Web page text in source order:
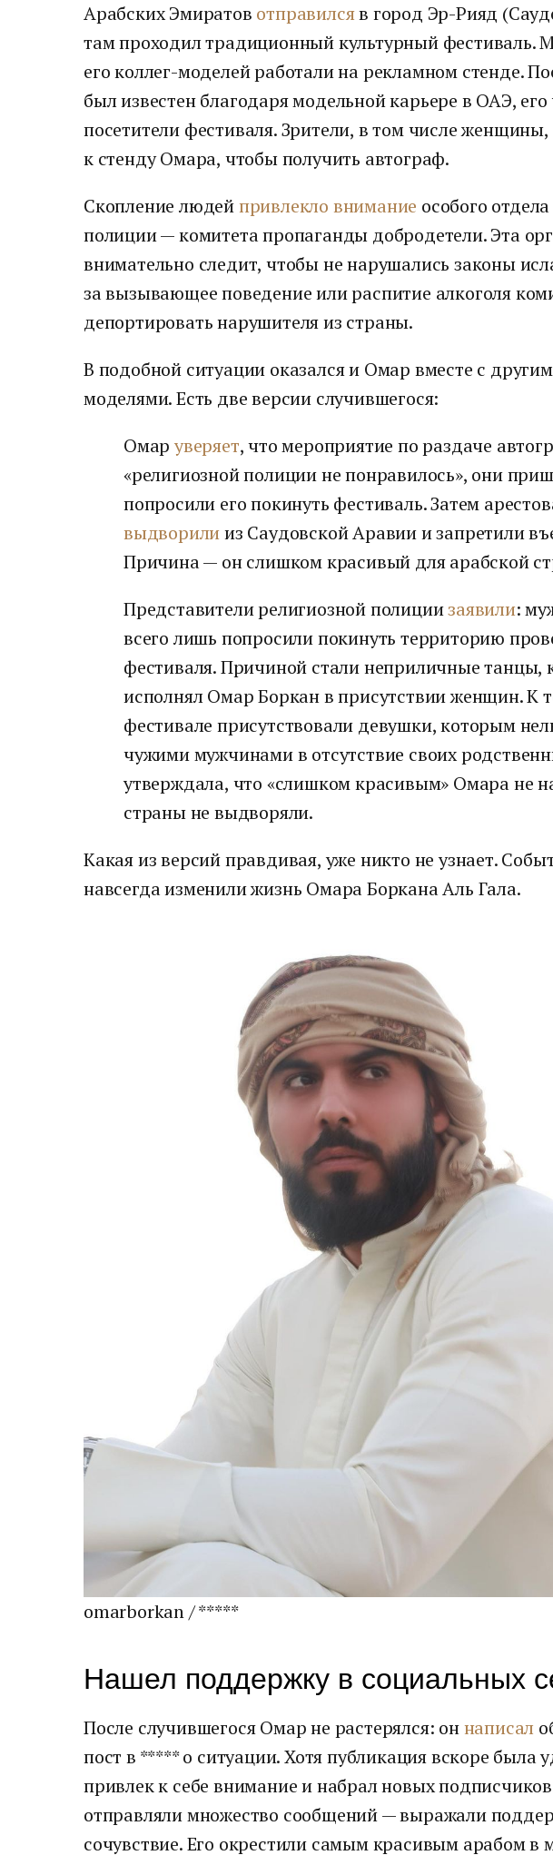
Арабских Эмиратов отправилсяв город Эр-Рияд
там проходил традиционный культурный фестиваль.
его коллег-моделей работали на рекламном стенде.
был известен благодаря модельной карьере в ОАЭ, его
посетители фестиваля. Зрители, в том числе
к стенду Омара, чтобы получить автограф.
Скопление людейпривлекло внимание особого
полиции — комитета пропаганды добродетели. Эта
внимательно следит, чтобы не нарушались законы
за вызывающее поведение или распитие алкоголя
депортировать нарушителя из страны.
В подобной ситуации оказался и Омар вместе с
моделями. Есть две версии случившегося:
Омар уверяет, что мероприятие по раздаче
«религиозной полиции не понравилось», они
попросили его покинуть фестиваль. Затем
выдворилииз Саудовской Аравии и запретили
Причина — он слишком красивый для арабской
Представители религиозной полициизаявили:
всего лишь попросили покинуть территорию
фестиваля. Причиной стали неприличные танцы,
исполнял Омар Боркан в присутствии женщин. К
фестивале присутствовали девушки, которым
чужими мужчинами в отсутствие своих
утверждала, что «слишком красивым» Омара не
страны не выдворяли.
Какая из версий правдивая, уже никто не узнает.
навсегда изменили жизнь Омара Боркана Аль Гала.
omarborkan / *****
Нашел поддержку в социальных
После случившегося Омар не растерялся: оннаписал
пост в ***** о ситуации. Хотя публикация вскоре была
привлек к себе внимание и набрал новых
отправляли множество сообщений — выражали
сочувствие. Его окрестили самым красивым арабом в